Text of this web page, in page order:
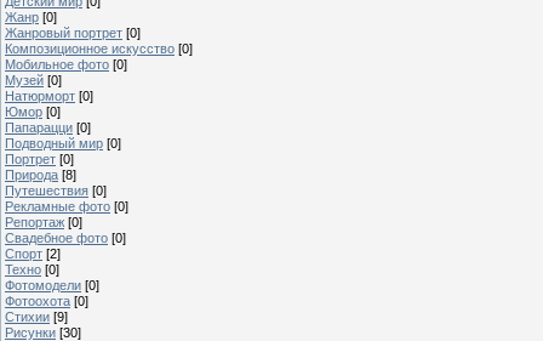
Жанр [0]
Жанровый портрет [0]
Композиционное искусство [0]
Мобильное фото [0]
Музей [0]
Натюрморт [0]
Юмор [0]
Папарацци [0]
Подводный мир [0]
Портрет [0]
Природа [8]
Путешествия [0]
Рекламные фото [0]
Репортаж [0]
Свадебное фото [0]
Спорт [2]
Техно [0]
Фотомодели [0]
Фотоохота [0]
Стихии [9]
Рисунки [30]